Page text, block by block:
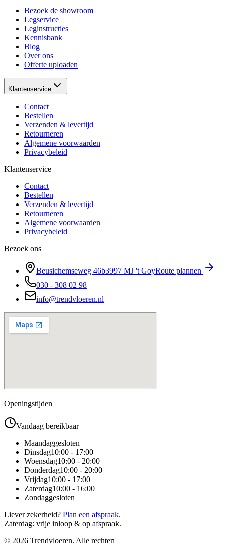
Bezoek de showroom
Legservice
Leginstructies
Kennisbank
Blog
Over ons
Offerte uploaden
Klantenservice
Contact
Bestellen
Verzenden & levertijd
Retourneren
Algemene voorwaarden
Privacybeleid
Klantenservice
Contact
Bestellen
Verzenden & levertijd
Retourneren
Algemene voorwaarden
Privacybeleid
Bezoek ons
Beusichemseweg 46b3997 MJ 't GoyRoute plannen
030 - 308 02 98
info@trendvloeren.nl
Openingstijden
Vandaag bereikbaar
Maandaggesloten
Dinsdag10:00 - 17:00
Woensdag10:00 - 20:00
Donderdag10:00 - 20:00
Vrijdag10:00 - 17:00
Zaterdag10:00 - 16:00
Zondaggesloten
Liever zekerheid? Plan een afspraak.
Zaterdag: vrije inloop & op afspraak.
© 2026 Trendvloeren. Alle rechten